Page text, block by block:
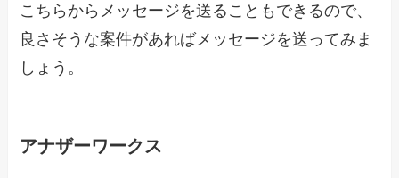
こちらからメッセージを送ることもできるので、
良さそうな案件があればメッセージを送ってみま
しょう。
アナザーワークス